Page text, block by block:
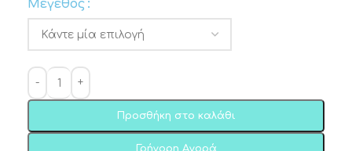
Μέγεθος
Προσθήκη στο καλάθι
Γρήγορη Αγορά